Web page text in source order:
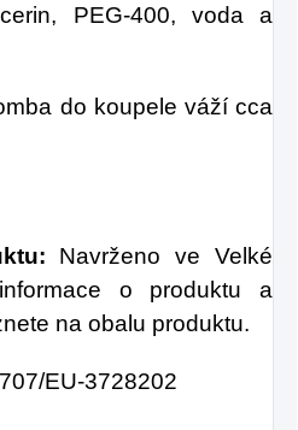
PEG-400, voda a
do koupele váží cca
Navrženo ve Velké
o produktu a
na obalu produktu.
EU-3728202